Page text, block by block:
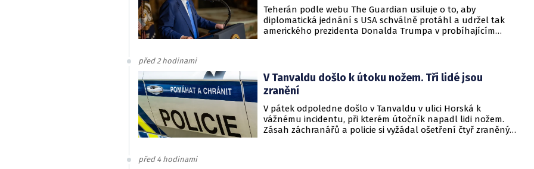
Teherán podle webu The Guardian usiluje o to, aby
diplomatická jednání s USA schválně protáhl a udržel tak
amerického prezidenta Donalda Trumpa v probíhajícím
rukojmími za prezidenta Jimmyho Cartera.
před 2 hodinami
V Tanvaldu došlo k útoku nožem. Tři lidé jsou
zranění
V pátek odpoledne došlo v Tanvaldu v ulici Horská k
vážnému incidentu, při kterém útočník napadl lidi nožem.
Zásah záchranářů a policie si vyžádal ošetření čtyř zraněných
před 4 hodinami